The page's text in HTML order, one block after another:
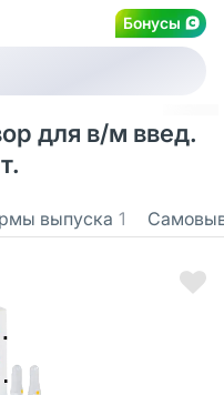
Бонусы
для в/м введ.
выпуска 1